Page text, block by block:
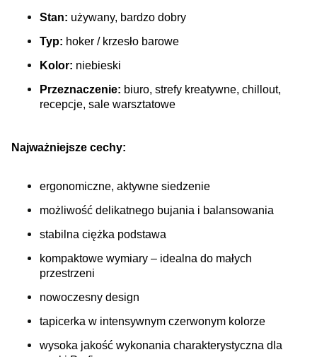
Stan: używany, bardzo dobry
Typ: hoker / krzesło barowe
Kolor: niebieski
Przeznaczenie: biuro, strefy kreatywne, chillout,
recepcje, sale warsztatowe
Najważniejsze cechy:
ergonomiczne, aktywne siedzenie
możliwość delikatnego bujania i balansowania
stabilna ciężka podstawa
kompaktowe wymiary – idealna do małych
przestrzeni
nowoczesny design
tapicerka w intensywnym czerwonym kolorze
wysoka jakość wykonania charakterystyczna dla